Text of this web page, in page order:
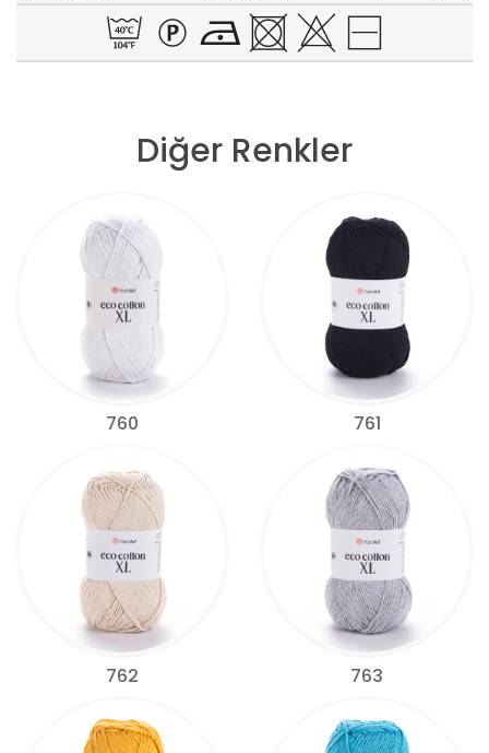
Diğer Renkler
760 761
762 763